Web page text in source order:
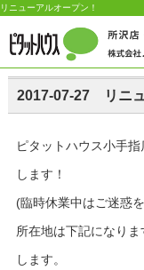
リニューアルオープン！
2017-07-27 リニュ
ピタットハウス小手
します！
​(臨時休業中はご迷惑
所在地は下記になり
します。